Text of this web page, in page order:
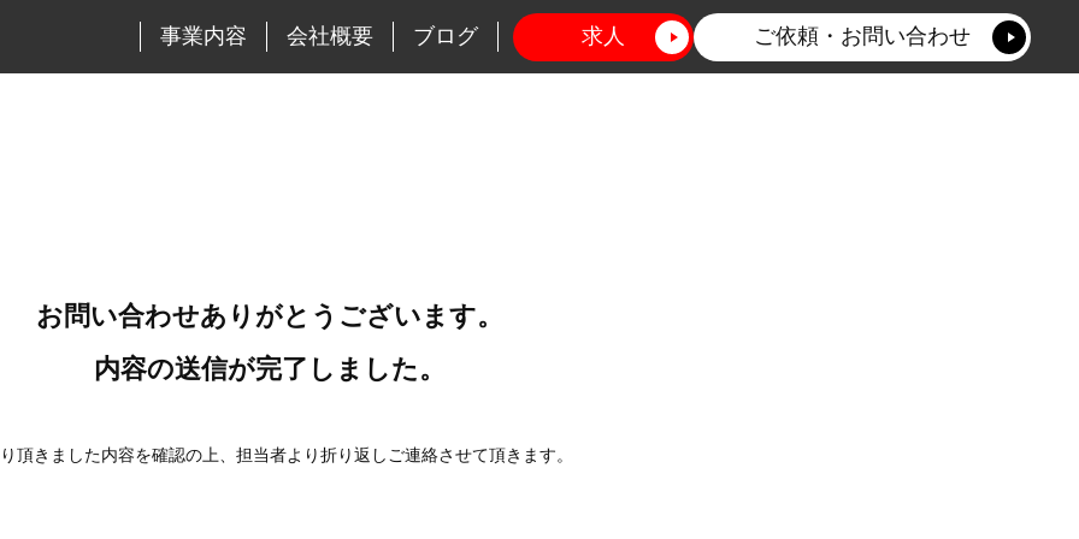
事業内容 会社概要 ブログ 求人 ご依頼・お問い合わせ
お問い合わせありがとうございます。
内容の送信が完了しました。
頂きました内容を確認の上、担当者より折り返しご連絡させて頂きます。